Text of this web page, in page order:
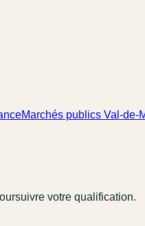
Marchés publics Val-de-
votre qualification.